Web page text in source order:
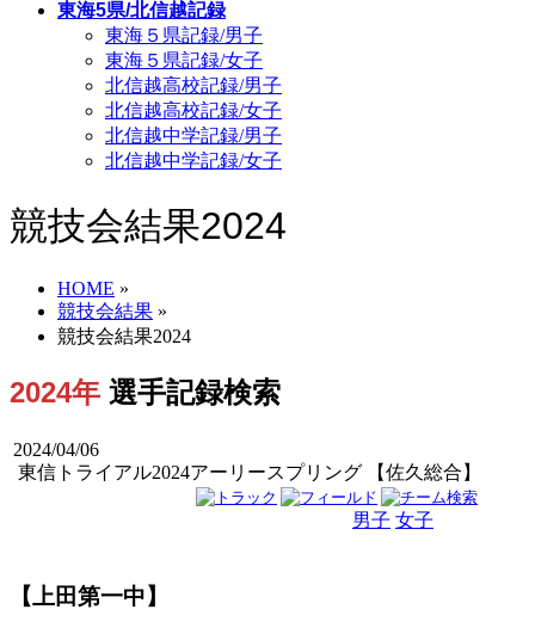
東海5県/北信越記録
東海５県記録/男子
東海５県記録/女子
北信越高校記録/男子
北信越高校記録/女子
北信越中学記録/男子
北信越中学記録/女子
競技会結果2024
HOME »
競技会結果 »
競技会結果2024
2024年 選手記録検索
2024/04/06
東信トライアル2024アーリースプリング 【佐久総合】
男子 女子
【上田第一中】